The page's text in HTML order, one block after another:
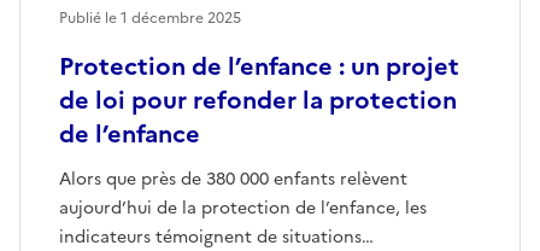
Protection de l’enfance : un projet
de loi pour refonder la protection
de l’enfance
Alors que près de 380 000 enfants relèvent
aujourd’hui de la protection de l’enfance, les
indicateurs témoignent de situations…
Publié le1 décembre 2025